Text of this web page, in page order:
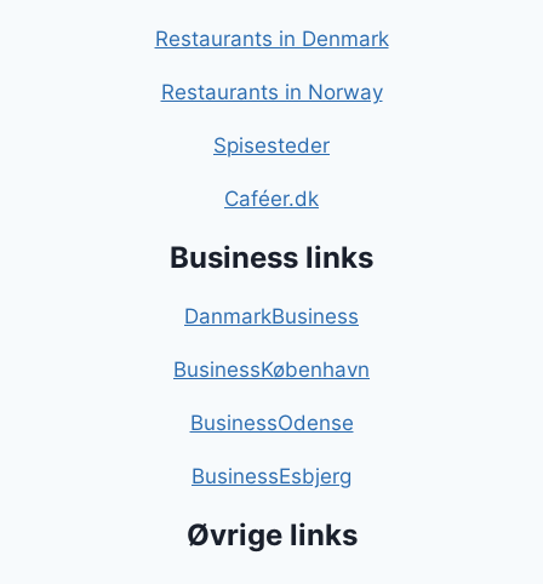
Restaurants in Denmark
Restaurants in Norway
Spisesteder
Caféer.dk
Business links
DanmarkBusiness
BusinessKøbenhavn
BusinessOdense
BusinessEsbjerg
Øvrige links